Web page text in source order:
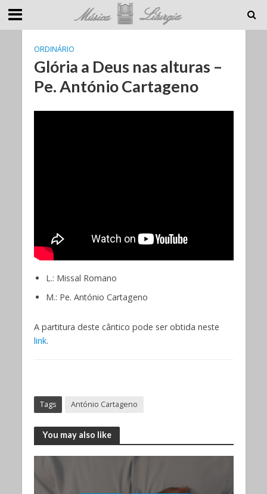
ORDINÁRIO
Glória a Deus nas alturas –
Pe. António Cartageno
L.: Missal Romano
M.: Pe. António Cartageno
A partitura deste cântico pode ser obtida neste
link.
Tags António Cartageno
You may also like